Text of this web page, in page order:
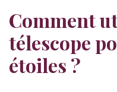
Comment
télescope
étoiles ?